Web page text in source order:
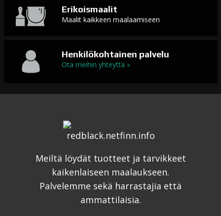
Erikoismaalit
Maalit kaikkeen maalaamiseen
Henkilökohtainen palvelu
Ota meihin yhteyttä »
Meiltä löydät tuotteet ja tarvikkeet
kaikenlaiseen maalaukseen.
Palvelemme sekä harrastajia että
ammattilaisia.